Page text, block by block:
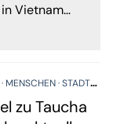
Vietnam
- an
Nun gibt es
MENSCHEN STADTBILD
zu Taucha